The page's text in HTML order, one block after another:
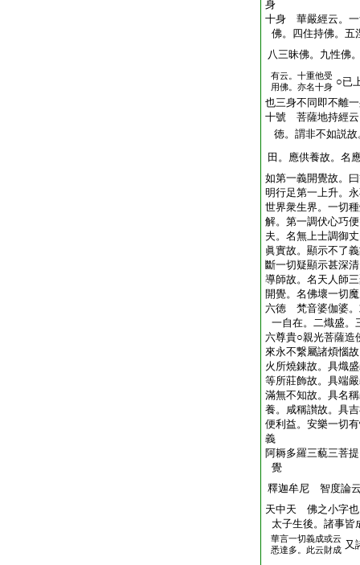
身
十身 華嚴經云。一
佛。四住持佛。五
八三昧佛。九性佛
有云。十重他受
用佛。亦名十身 ○已
也三身不同即不離
十號 菩薩地持經云
徳。謂非不如説故
田。應供養故。名
如第一義開覺故。
明行足第一上升。
世界衆生界。一切
解。第一調伏心巧
夫。名無上士調御
眞實故。顯示不了
斷一切疑顯示甚深
導師故。名天人師
開覺。名佛壞一切
六徳 梵音婆伽婆。
一自在。二熾盛。
六尊貴○親光菩薩造
來永不繋屬諸煩惱
火所燒錬故。具熾
等所莊飾故。具端
滿無不知故。具名
養。咸稱讃故。具
便利益。安樂一切
義
阿耨多羅三藐三菩
覺
釋迦牟尼 智度論
天中天 佛之小字也
太子生後。諸事皆
華言一切義成或云
悉達多。此云財成 又